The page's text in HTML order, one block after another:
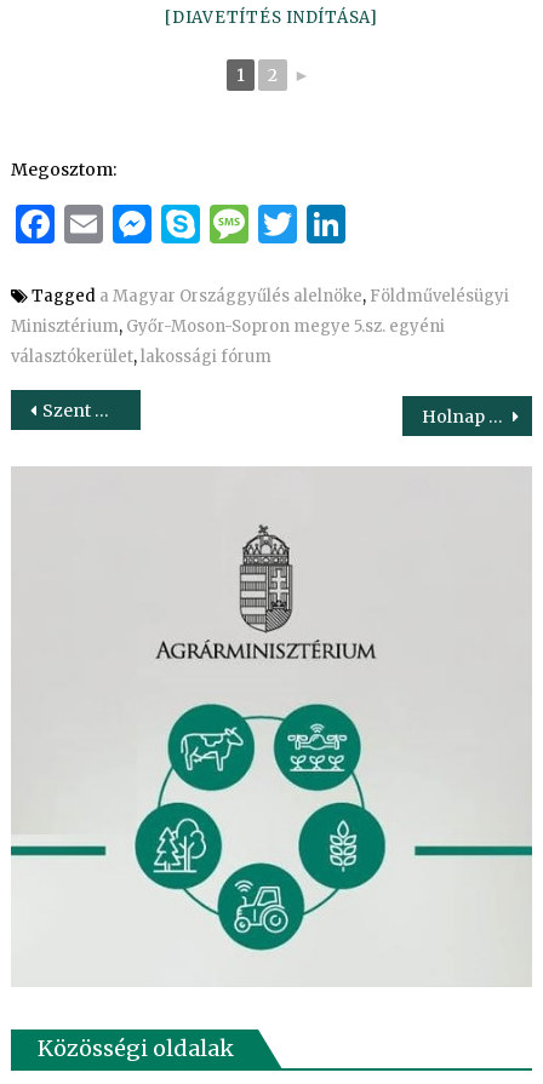
[DIAVETÍTÉS INDÍTÁSA]
1 2 ►
Megosztom:
Facebook
Email
Messenger
Skype
Message
Twitter
LinkedIn
Tagged a Magyar Országgyűlés alelnöke, Földművelésügyi
Minisztérium, Győr-Moson-Sopron megye 5.sz. egyéni
választókerület,lakossági fórum
Bejegyzés
navigáció
Szent Gotthárd tiszteletére jubileumi évet hirdettek Mosonmagyaróváron Holnap hiányozni fog a ma elmaradó fejlesztés… – Nagy István rádióinterjúja a KARC FM műsorán
Közösségi oldalak